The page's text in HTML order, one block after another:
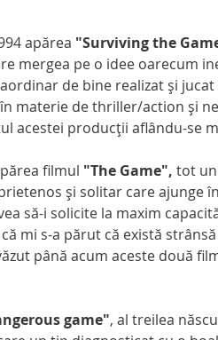
1994 apărea
"Surviving the
mergea pe o idee oarecum
de bine realizat şi
materie de thriller/action şi
acestei producţii aflându-se
apărea filmul
"The Game", tot
şi solitar care ajunge
să-i solicite la maxim
mi s-a părut că există
până acum aceste două
game", al treilea